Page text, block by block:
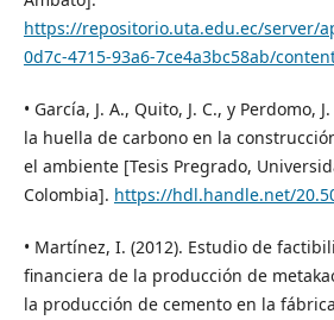
https://repositorio.uta.edu.ec/server/
0d7c-4715-93a6-7ce4a3bc58ab/
• García, J. A., Quito, J. C., y Perdomo,
la huella de carbono en la
el ambiente [Tesis Pregrado,
Colombia]. https://hdl.handle.net/
• Martínez, I. (2012). Estudio de
financiera de la producción de
la producción de cemento en la